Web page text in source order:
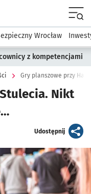
Dla mieszkańca
Wrocław
z kompetencjami
Gry planszowe przy Hali
Nikt
Udostępnijartykuł